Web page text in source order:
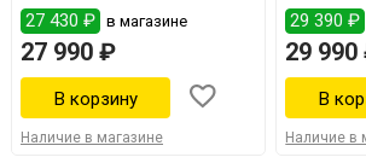
27 430 ₽ в магазине
27 990 ₽
Наличие в магазине
29 390 ₽
29 990
Наличие в